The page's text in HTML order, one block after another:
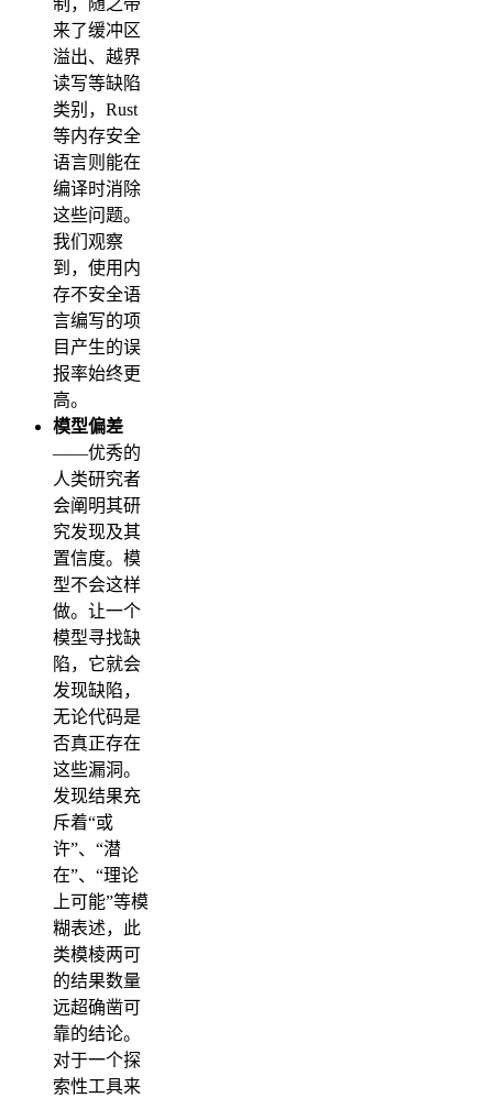
制，随之带
来了缓冲区
溢出、越界
读写等缺陷
类别，Rust
等内存安全
语言则能在
编译时消除
这些问题。
我们观察
到，使用内
存不安全语
言编写的项
目产生的误
报率始终更
高。
模型偏差
——优秀的
人类研究者
会阐明其研
究发现及其
置信度。模
型不会这样
做。让一个
模型寻找缺
陷，它就会
发现缺陷，
无论代码是
否真正存在
这些漏洞。
发现结果充
斥着“或
许”、“潜
在”、“理论
上可能”等模
糊表述，此
类模棱两可
的结果数量
远超确凿可
靠的结论。
对于一个探
索性工具来